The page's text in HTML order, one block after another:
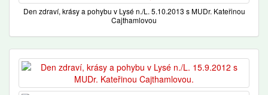
Den zdraví, krásy a pohybu v Lysé n./L. 5.10.2013 s MUDr. Kateřinou
Cajthamlovou